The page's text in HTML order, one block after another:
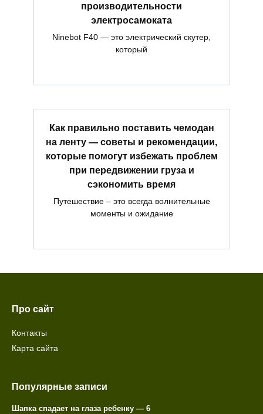
производительности
электросамоката
Ninebot F40 — это электрический скутер,
который
Как правильно поставить чемодан
на ленту — советы и рекомендации,
которые помогут избежать проблем
при передвижении груза и
сэкономить время
Путешествие – это всегда волнительные
моменты и ожидание
Про сайт
Контакты
Карта сайта
Популярные записи
Шапка спадает на глаза ребенку — 6